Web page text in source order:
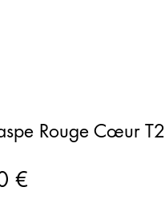
Rouge Cœur T2
€